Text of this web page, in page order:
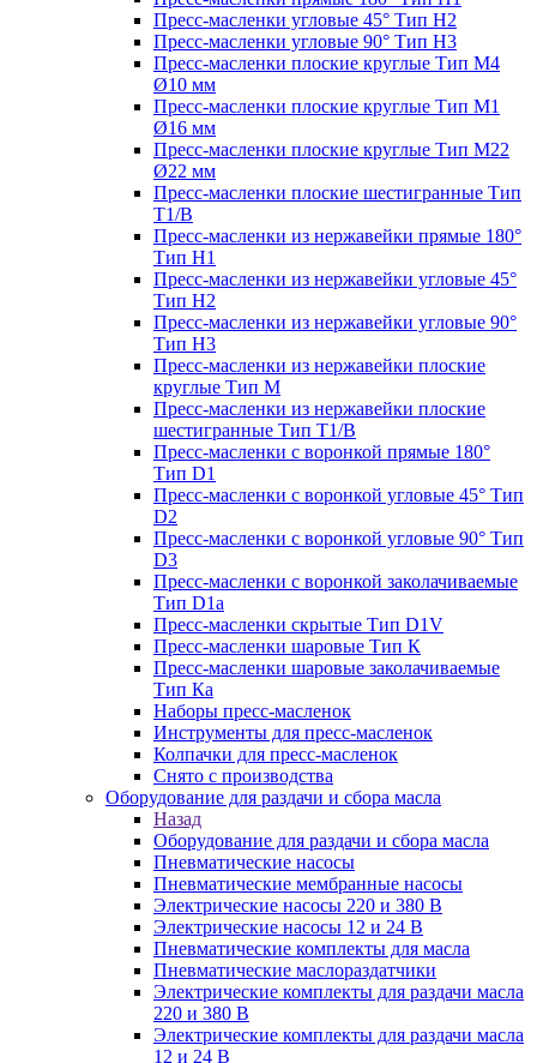
Пресс-масленки угловые 45° Тип H2
Пресс-масленки угловые 90° Тип H3
Пресс-масленки плоские круглые Тип M4
Ø10 мм
Пресс-масленки плоские круглые Тип M1
Ø16 мм
Пресс-масленки плоские круглые Тип M22
Ø22 мм
Пресс-масленки плоские шестигранные Тип
T1/B
Пресс-масленки из нержавейки прямые 180°
Тип H1
Пресс-масленки из нержавейки угловые 45°
Тип H2
Пресс-масленки из нержавейки угловые 90°
Тип H3
Пресс-масленки из нержавейки плоские
круглые Тип M
Пресс-масленки из нержавейки плоские
шестигранные Тип T1/B
Пресс-масленки с воронкой прямые 180°
Тип D1
Пресс-масленки с воронкой угловые 45° Тип
D2
Пресс-масленки с воронкой угловые 90° Тип
D3
Пресс-масленки с воронкой заколачиваемые
Тип D1a
Пресс-масленки скрытые Тип D1V
Пресс-масленки шаровые Тип К
Пресс-масленки шаровые заколачиваемые
Тип Кa
Наборы пресс-масленок
Инструменты для пресс-масленок
Колпачки для пресс-масленок
Снято с производства
Оборудование для раздачи и сбора масла
Назад
Оборудование для раздачи и сбора масла
Пневматические насосы
Пневматические мембранные насосы
Электрические насосы 220 и 380 В
Электрические насосы 12 и 24 В
Пневматические комплекты для масла
Пневматические маслораздатчики
Электрические комплекты для раздачи масла
220 и 380 В
Электрические комплекты для раздачи масла
12 и 24 В